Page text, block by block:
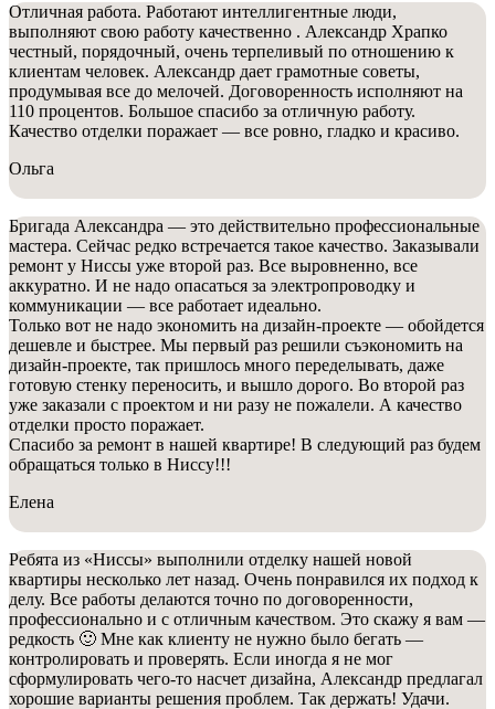
Отличная работа. Работают интеллигентные люди,
выполняют свою работу качественно . Александр Храпко
честный, порядочный, очень терпеливый по отношению к
клиентам человек. Александр дает грамотные советы,
продумывая все до мелочей. Договоренность исполняют на
110 процентов. Большое спасибо за отличную работу.
Качество отделки поражает — все ровно, гладко и красиво.
Ольга
Бригада Александра — это действительно профессиональные
мастера. Сейчас редко встречается такое качество. Заказывали
ремонт у Ниссы уже второй раз. Все выровненно, все
аккуратно. И не надо опасаться за электропроводку и
коммуникации — все работает идеально.
Только вот не надо экономить на дизайн-проекте — обойдется
дешевле и быстрее. Мы первый раз решили съэкономить на
дизайн-проекте, так пришлось много переделывать, даже
готовую стенку переносить, и вышло дорого. Во второй раз
уже заказали с проектом и ни разу не пожалели. А качество
отделки просто поражает.
Спасибо за ремонт в нашей квартире! В следующий раз будем
обращаться только в Ниссу!!!
Елена
Ребята из «Ниссы» выполнили отделку нашей новой
квартиры несколько лет назад. Очень понравился их подход к
делу. Все работы делаются точно по договоренности,
профессионально и с отличным качеством. Это скажу я вам —
редкость 🙂 Мне как клиенту не нужно было бегать —
контролировать и проверять. Если иногда я не мог
сформулировать чего-то насчет дизайна, Александр предлагал
хорошие варианты решения проблем. Так держать! Удачи.